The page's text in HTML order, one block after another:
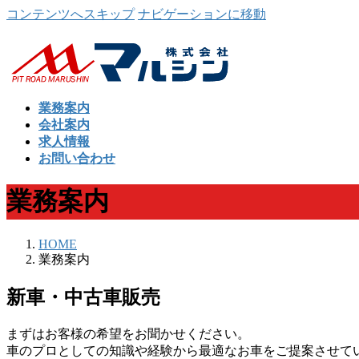
コンテンツへスキップ ナビゲーションに移動
業務案内
会社案内
求人情報
お問い合わせ
業務案内
HOME
業務案内
新車・中古車販売
まずはお客様の希望をお聞かせください。
車のプロとしての知識や経験から最適なお車をご提案させて